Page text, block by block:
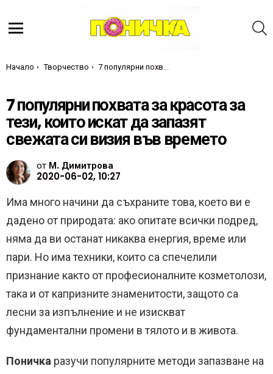
Ти си тук:
Начало Творчество 7 популярни похвата за красота за тези, които искат да запазят свежата си визия във времето
7 популярни похвата за красота за
тези, които искат да запазят
свежата си визия във времето
от М. Димитрова
2020-06-02, 10:27
Има много начини да съхраните това, което ви е
дадено от природата: ако опитате всички подред,
няма да ви останат никаква енергия, време или
пари. Но има техники, които са спечелили
признание както от професионалните козметолози,
така и от капризните знаменитости, защото са
лесни за изпълнение и не изискват
фундаментални промени в тялото и в живота.
Поничка разучи популярните методи запазване на